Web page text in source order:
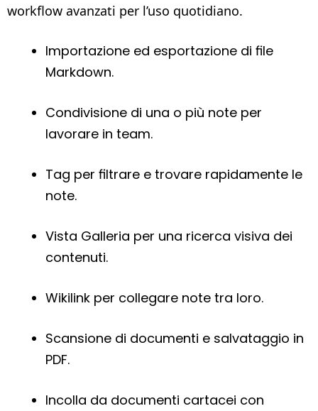
workflow avanzati per l’uso quotidiano.
Importazione ed esportazione di file
Markdown.
Condivisione di una o più note per
lavorare in team.
Tag per filtrare e trovare rapidamente le
note.
Vista Galleria per una ricerca visiva dei
contenuti.
Wikilink per collegare note tra loro.
Scansione di documenti e salvataggio in
PDF.
Incolla da documenti cartacei con